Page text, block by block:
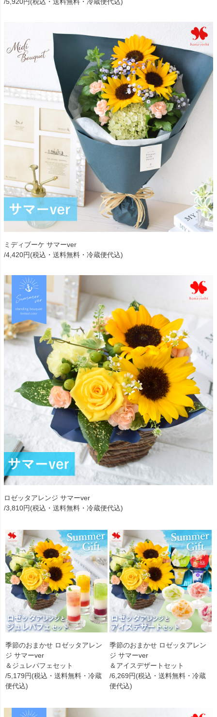
ミディブーケ サマーver
/4,420円(税込・送料無料・冷蔵便代込)
ロゼッタアレンジ サマーver
/3,810円(税込・送料無料・冷蔵便代込)
季節のおまかせ ロゼッタアレン
ジ サマーver
＆ジュレパフェセット
/5,179円(税込・送料無料・冷蔵
便代込)
季節のおまかせ ロゼッタアレン
ジ サマーver
＆アイスデザートセット
/6,269円(税込・送料無料・冷蔵
便代込)